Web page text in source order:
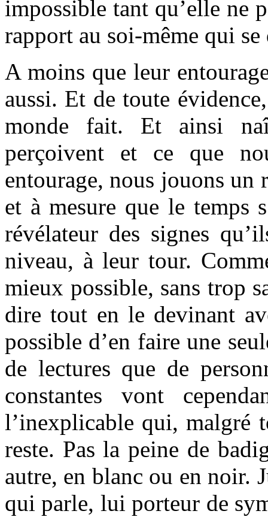
impossible tant qu’elle ne
rapport au soi-même qui
A moins que leur
aussi. Et de toute
monde fait. Et ainsi
perçoivent et ce que
entourage, nous jouons
et à mesure que le temps
révélateur des signes
niveau, à leur tour.
mieux possible, sans trop
dire tout en le devinant
possible d’en faire une
de lectures que de
constantes vont
l’inexplicable qui, malgré
reste. Pas la peine de
autre, en blanc ou en noir.
qui parle, lui porteur de